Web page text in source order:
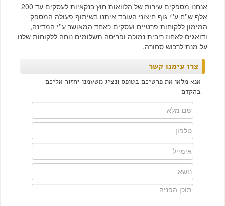
אנחנו מספקים שירות של הלוואות חוץ בנקאיות לעסקים עד 200
אלף ש''ח ע''י גוף חיצוני העובד איתנו בשיתוף פעולה המספק
המימון ללקוחות פרטיים ועסקים כאחד המאושר ע''י המדינה,
ודואגים לאחוז ריבית נמוכה ופריסה תשלומים נוחה ללקוחות שלנו
על מנת לרכוש סחורה.
צרו עימנו קשר
אנא מלאו את פרטיכם בטופס ונציג מטעמנו יחזור אליכם
בהקדם